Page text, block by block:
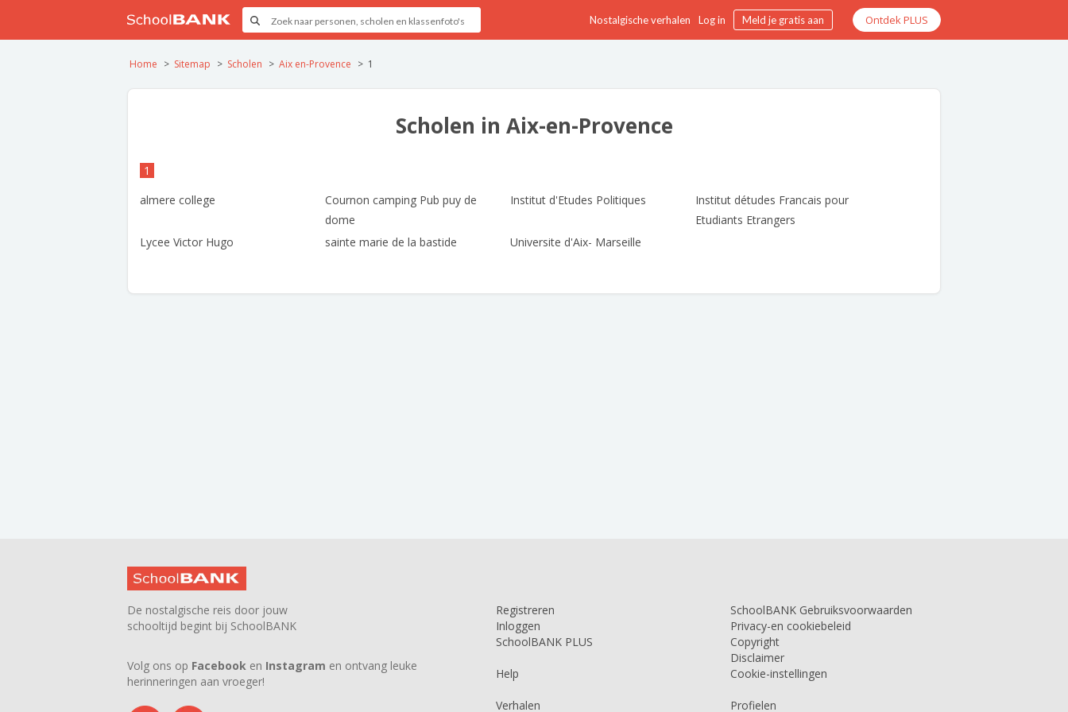
Nostalgische verhalen Log in Meld je gratis aan Ontdek PLUS
Home Sitemap Scholen Aix en-Provence 1
Scholen in Aix-en-Provence
1
almere college
Cournon camping Pub puy de
dome
Institut d'Etudes Politiques
Institut détudes Francais pour
Etudiants Etrangers
Lycee Victor Hugo
sainte marie de la bastide Universite d'Aix- Marseille
De nostalgische reis door jouw
schooltijd begint bij SchoolBANK
Volg ons op Facebook en Instagram en ontvang leuke
herinneringen aan vroeger!
Registreren
Inloggen
SchoolBANK PLUS
Help
Verhalen
SchoolBANK Gebruiksvoorwaarden
Privacy-en cookiebeleid
Copyright
Disclaimer
Cookie-instellingen
Profielen